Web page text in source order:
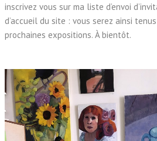
inscrivez vous sur ma liste d’envoi
d’accueil du site : vous serez ainsi
prochaines expositions. À bientôt.